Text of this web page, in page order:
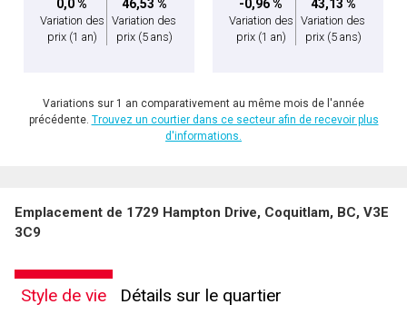
0,0 %
Variation des
prix (1 an)
46,53 %
Variation des
prix (5 ans)
-0,96 %
Variation des
prix (1 an)
43,13 %
Variation des
prix (5 ans)
Variations sur 1 an comparativement au même mois de l'année
précédente. Trouvez un courtier dans ce secteur afin de recevoir plus
d'informations.
Emplacement de 1729 Hampton Drive, Coquitlam, BC, V3E
3C9
Style de vie Détails sur le quartier